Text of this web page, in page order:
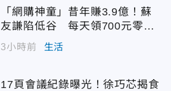
「網購神童」昔年賺3.9億！蘇
友謙陷低谷 每天領700元零用
錢
3小時前 生活
17頁會議紀錄曝光！徐巧芯揭食